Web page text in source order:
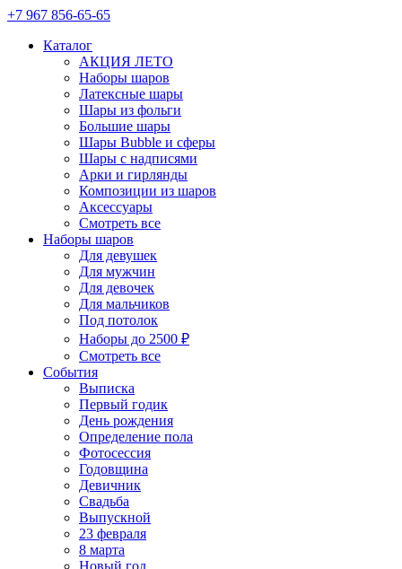
+7 967 856-65-65
Каталог
АКЦИЯ ЛЕТО
Наборы шаров
Латексные шары
Шары из фольги
Большие шары
Шары Bubble и сферы
Шары с надписями
Арки и гирлянды
Композиции из шаров
Аксессуары
Смотреть все
Наборы шаров
Для девушек
Для мужчин
Для девочек
Для мальчиков
Под потолок
Наборы до 2500 ₽
Смотреть все
События
Выписка
Первый годик
День рождения
Определение пола
Фотосессия
Годовщина
Девичник
Свадьба
Выпускной
23 февраля
8 марта
Новый год